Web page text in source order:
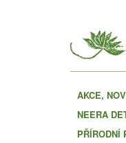
AKCE,
NEERA
PŘÍRODNÍ